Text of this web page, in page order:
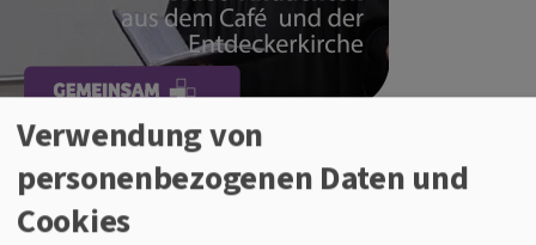
Hennecke
Eine "Entdeckerkirche" mit Tischtennisplatte und
Kletterwand, ein Wohnzimmer oder ein Café: Es sind
Verwendung von
personenbezogenen Daten und
Cookies